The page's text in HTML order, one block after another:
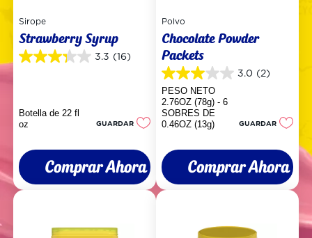
Sirope
Strawberry Syrup
3.3 (16)
3.3
reseñas
Botella de 22 fl
oz
GUARDAR
Comprar Ahora
Polvo
Chocolate Powder
Packets
3.0 (2)
3.0
de
5
estrellas.
2
PESO NETO
2.76OZ (78g) - 6
SOBRES DE
0.46OZ (13g)
GUARDAR
Comprar Ahora